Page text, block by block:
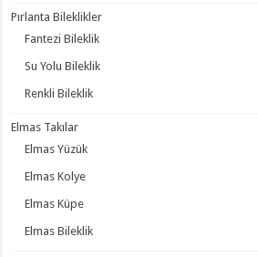
Pırlanta Bileklikler
Fantezi Bileklik
Su Yolu Bileklik
Renkli Bileklik
Elmas Takılar
Elmas Yüzük
Elmas Kolye
Elmas Küpe
Elmas Bileklik